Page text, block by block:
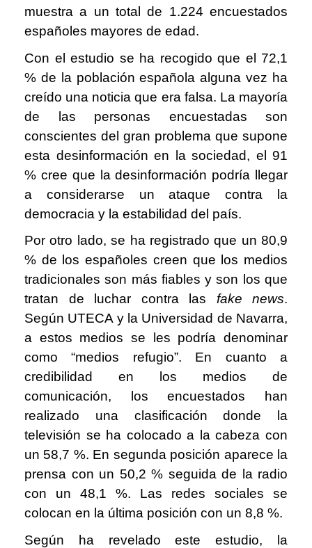
muestra a un total de 1.224 encuestados
españoles mayores de edad.
Con el estudio se ha recogido que el 72,1
% de la población española alguna vez ha
creído una noticia que era falsa. La mayoría
de las personas encuestadas son
conscientes del gran problema que supone
esta desinformación en la sociedad, el 91
% cree que la desinformación podría llegar
a considerarse un ataque contra la
democracia y la estabilidad del país.
Por otro lado, se ha registrado que un 80,9
% de los españoles creen que los medios
tradicionales son más fiables y son los que
tratan de luchar contra las fake news.
Según UTECA y la Universidad de Navarra,
a estos medios se les podría denominar
como “medios refugio”. En cuanto a
credibilidad en los medios de
comunicación, los encuestados han
realizado una clasificación donde la
televisión se ha colocado a la cabeza con
un 58,7 %. En segunda posición aparece la
prensa con un 50,2 % seguida de la radio
con un 48,1 %. Las redes sociales se
colocan en la última posición con un 8,8 %.
Según ha revelado este estudio, la